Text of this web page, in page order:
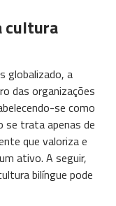
cultura
globalizado, a
das organizações
se como
se trata apenas de
que valoriza e
ativo. A seguir,
bilíngue pode